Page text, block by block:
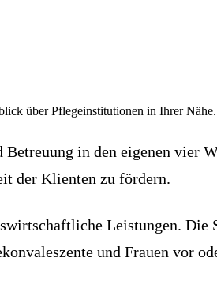
über Pflegeinstitutionen in Ihrer Nähe.
in den eigenen vier
der Klienten zu fördern.
Leistungen.
und Frauen vor